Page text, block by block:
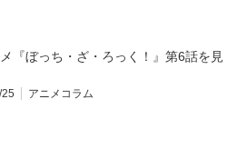
『ぼっち・ざ・ろっく！』第6話を見
アニメコラム